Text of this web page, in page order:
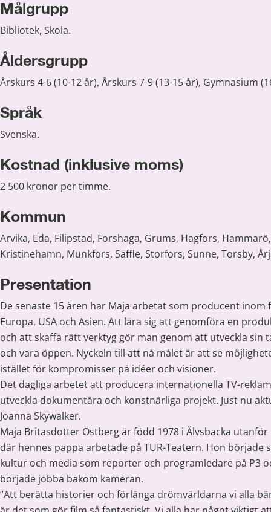
Målgrupp
Bibliotek, Skola.
Åldersgrupp
Årskurs 4-6 (10-12 år), Årskurs 7-9 (13-15 år), Gymnasium
Språk
Svenska.
Kostnad (inklusive moms)
2 500 kronor per timme.
Kommun
Arvika, Eda, Filipstad, Forshaga, Grums, Hagfors,
Kristinehamn, Munkfors, Säffle, Storfors, Sunne, Torsby,
Presentation
De senaste 15 åren har Maja arbetat som producent inom
Europa, USA och Asien. Att lära sig att genomföra en
och att skaffa rätt verktyg gör man genom att utveckla sin
och vara öppen. Nyckeln till att nå målet är att se
istället för kompromisser på idéer och visioner.
Det dagliga arbetet att producera internationella TV-
utveckla dokumentära och konstnärliga projekt. Just nu
Joanna Skywalker.
Maja Britasdotter Östberg är född 1978 i Älvsbacka
där hennes pappa arbetade på TUR-Teatern. Hon började
kultur och media som reporter och programledare på P3
började jobba bakom kameran.
”Att berätta historier och förlänga drömvärldarna vi alla